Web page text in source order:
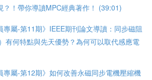
？！帶你導讀MPC經典著作！ (39:01)
專屬-第11期》IEEE期刊論文導讀：同步磁阻
有何特點與先天優勢？為何可以取代感應電
專屬-第12期》如何改善永磁同步電機壓縮機